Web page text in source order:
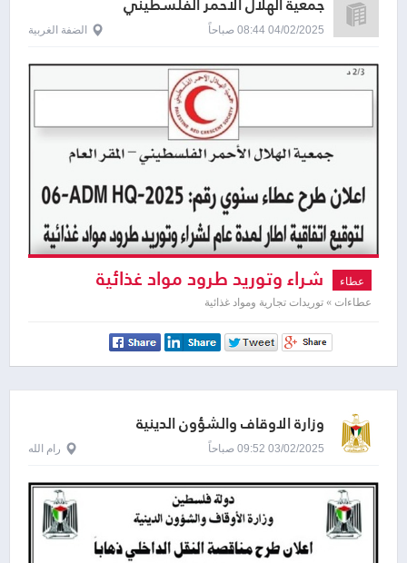
04/02/2025 08:44 صباحاً الضفة الغربية
عطاء شراء وتوريد طرود مواد غذائية
عطاءات » توريدات تجارية ومواد غذائية
وزارة الاوقاف والشؤون الدينية
03/02/2025 09:52 صباحاً رام الله